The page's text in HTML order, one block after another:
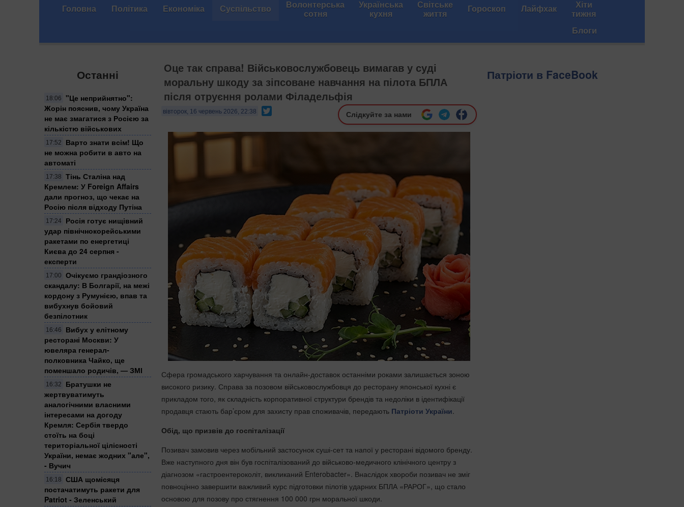
Головна Політика Економіка Суспільство Волонтерська
сотня
Українська
кухня
Світське
життя Гороскоп Лайфхак Хіти
тижня
Блоги
Останні
18:06
"Це неприйнятно":
Жорін пояснив, чому Україна
не має змагатися з Росією за
кількістю військових
17:52
Варто знати всім! Що
не можна робити в авто на
автоматі
17:38
Тінь Сталіна над
Кремлем: У Foreign Affairs
дали прогноз, що чекає на
Росію після відходу Путіна
17:24
Росія готує нищівний
удар північнокорейськими
ракетами по енергетиці
Києва до 24 серпня -
експерти
17:00
Очікуємо грандіозного
скандалу: В Болгарії, на межі
кордону з Румунією, впав та
вибухнув бойовий
безпілотник
16:46
Вибух у елітному
ресторані Москви: У
ювеляра генерал-
полковника Чайко, ще
поменшало родичів, — ЗМІ
16:32
Братушки не
жертвуватимуть
аналогічними власними
інтересами на догоду
Кремля: Сербія твердо
стоїть на боці
територіальної цілісності
України, немає жодних "але",
- Вучич
16:18
США щомісяця
постачатимуть ракети для
Patriot - Зеленський
Оце так справа! Військовослужбовець вимагав у суді
моральну шкоду за зіпсоване навчання на пілота БПЛА
після отруєння ролами Філадельфія
вівторок, 16 червень 2026, 22:38 Слідкуйте за нами
Сфера громадського харчування та онлайн-доставок останніми роками залишається зоною
високого ризику. Справа за позовом військовослужбовця до ресторану японської кухні є
прикладом того, як складність корпоративної структури брендів та недоліки в ідентифікації
продавця стають бар’єром для захисту прав споживачів, передають Патріоти України.
Обід, що призвів до госпіталізації
Позивач замовив через мобільний застосунок суші-сет та напої у ресторані відомого бренду.
Вже наступного дня він був госпіталізований до військово-медичного клінічного центру з
діагнозом «гастроентероколіт, викликаний Enterobacter». Внаслідок хвороби позивач не зміг
повноцінно завершити важливий курс підготовки пілотів ударних БПЛА «РАРОГ», що стало
основою для позову про стягнення 100 000 грн моральної шкоди.
Патріоти в FaceBook